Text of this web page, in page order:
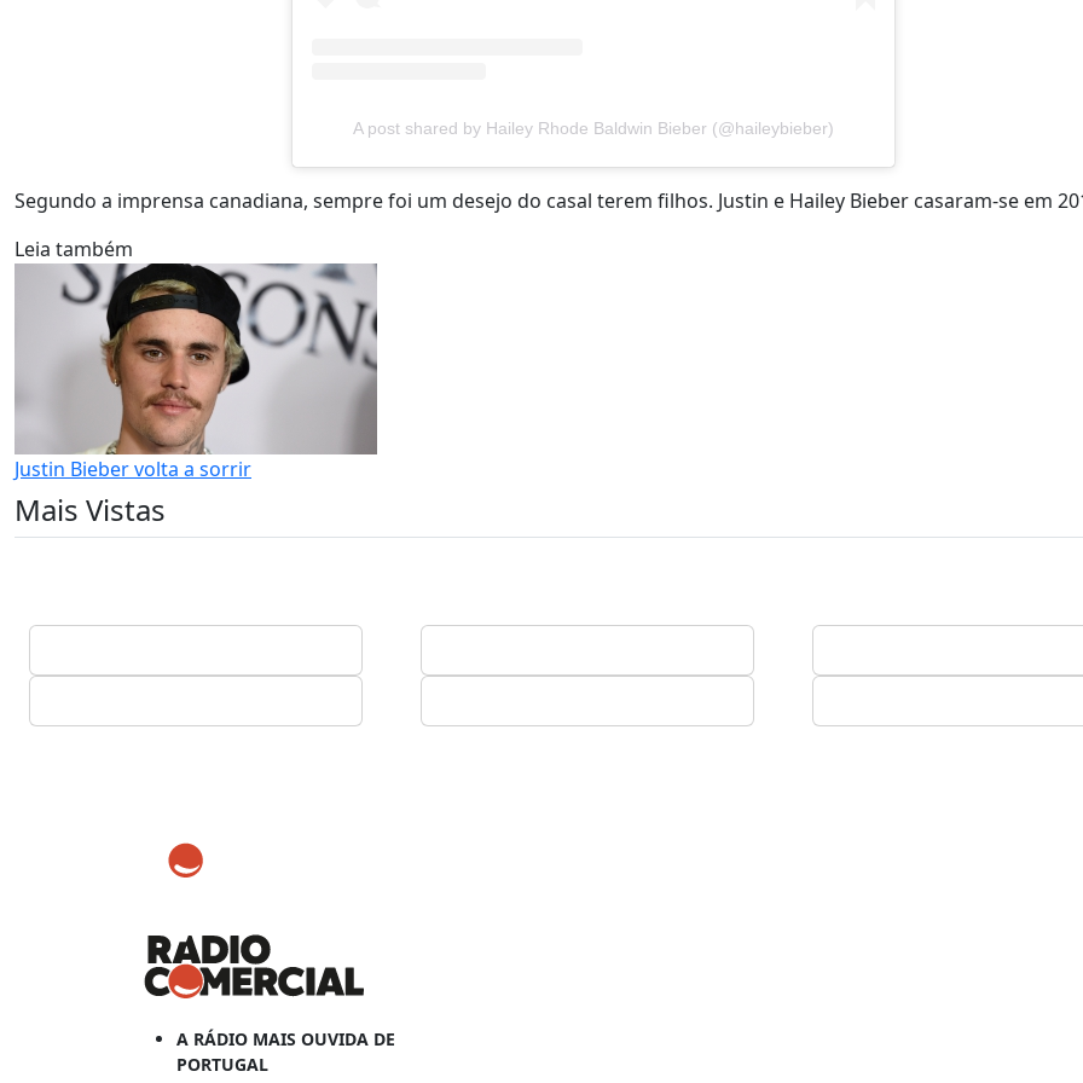
A post shared by Hailey Rhode Baldwin Bieber (@haileybieber)
Segundo a imprensa canadiana, sempre foi um desejo do casal terem filhos. Justin e Hailey Bieber casaram-se em
Leia também
Justin Bieber volta a sorrir
Mais Vistas
A RÁDIO MAIS OUVIDA DE
PORTUGAL